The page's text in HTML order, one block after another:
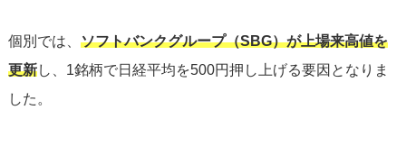
個別では、 ソフトバンクグループ（SBG）が上場来高値を
更新し、1銘柄で日経平均を500円押し上げる要因となりま
した。